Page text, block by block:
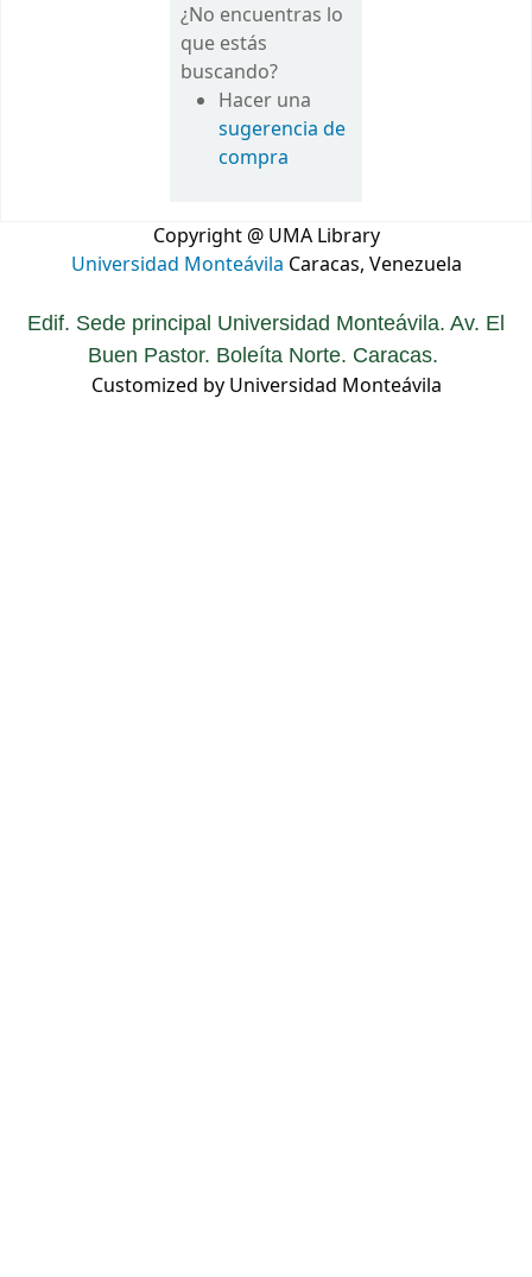
¿No encuentras lo
que estás
buscando?
Hacer una
sugerencia de
compra
Copyright @ UMA Library
Universidad Monteávila Caracas, Venezuela
Edif. Sede principal Universidad Monteávila. Av. El
Buen Pastor. Boleíta Norte. Caracas.
Customized by Universidad Monteávila